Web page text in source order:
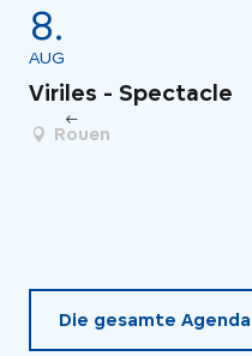
8.
AUG
Viriles - Spectacle
Rouen
Die gesamte Agenda